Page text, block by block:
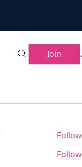
Join
Follow
Follow